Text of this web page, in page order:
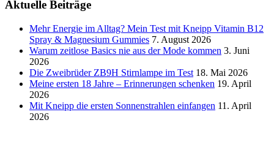
Aktuelle Beiträge
Mehr Energie im Alltag? Mein Test mit Kneipp Vitamin B12
Spray & Magnesium Gummies 7. August 2026
Warum zeitlose Basics nie aus der Mode kommen 3. Juni
2026
Die Zweibrüder ZB9H Stirnlampe im Test 18. Mai 2026
Meine ersten 18 Jahre – Erinnerungen schenken 19. April
2026
Mit Kneipp die ersten Sonnenstrahlen einfangen 11. April
2026